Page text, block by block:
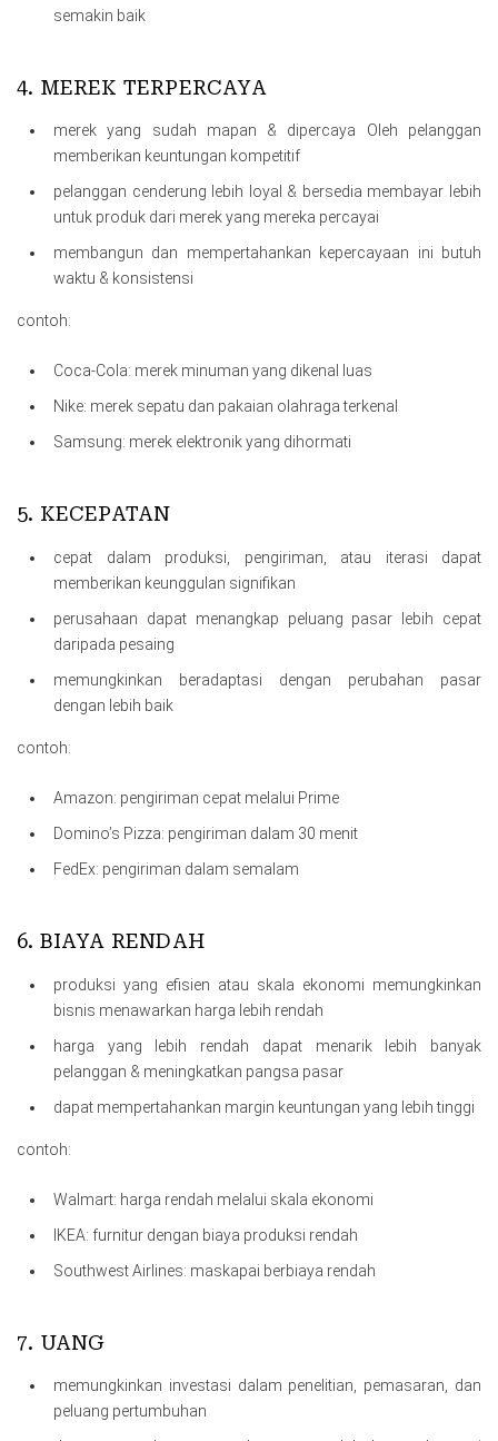
semakin baik
4. MEREK TERPERCAYA
merek yang sudah mapan & dipercaya Oleh pelanggan
memberikan keuntungan kompetitif
pelanggan cenderung lebih loyal & bersedia membayar lebih
untuk produk dari merek yang mereka percayai
membangun dan mempertahankan kepercayaan ini butuh
waktu & konsistensi
contoh:
Coca-Cola: merek minuman yang dikenal luas
Nike: merek sepatu dan pakaian olahraga terkenal
Samsung: merek elektronik yang dihormati
5. KECEPATAN
cepat dalam produksi, pengiriman, atau iterasi dapat
memberikan keunggulan signifikan
perusahaan dapat menangkap peluang pasar lebih cepat
daripada pesaing
memungkinkan beradaptasi dengan perubahan pasar
dengan lebih baik
contoh:
Amazon: pengiriman cepat melalui Prime
Domino’s Pizza: pengiriman dalam 30 menit
FedEx: pengiriman dalam semalam
6. BIAYA RENDAH
produksi yang efisien atau skala ekonomi memungkinkan
bisnis menawarkan harga lebih rendah
harga yang lebih rendah dapat menarik lebih banyak
pelanggan & meningkatkan pangsa pasar
dapat mempertahankan margin keuntungan yang lebih tinggi
contoh:
Walmart: harga rendah melalui skala ekonomi
IKEA: furnitur dengan biaya produksi rendah
Southwest Airlines: maskapai berbiaya rendah
7. UANG
memungkinkan investasi dalam penelitian, pemasaran, dan
peluang pertumbuhan